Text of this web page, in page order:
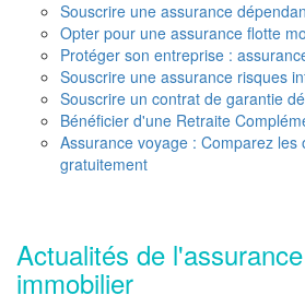
Souscrire une assurance
Opter pour une assurance flotte
Protéger son entreprise :
Souscrire une assurance risques
Souscrire un contrat de garantie
Bénéficier d'une Retraite
Assurance voyage : Comparez les
gratuitement
Actualités de
immobilier